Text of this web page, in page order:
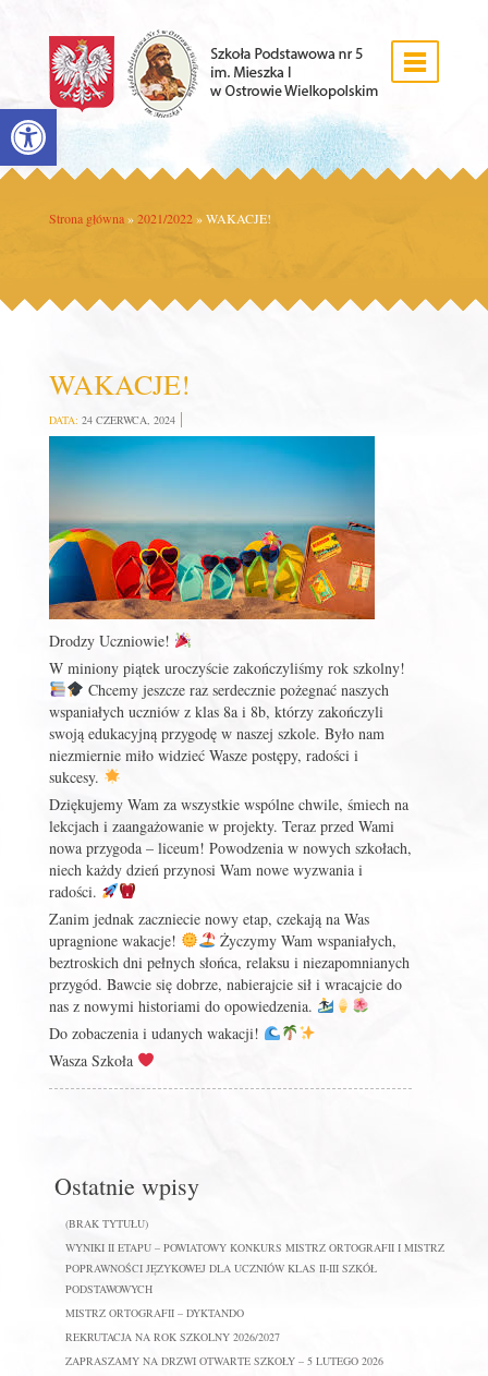
Open toolbar
Strona główna » 2021/2022 »WAKACJE!
WAKACJE!
DATA: 24 CZERWCA, 2024
Drodzy Uczniowie!
W miniony piątek uroczyście zakończyliśmy rok szkolny!
Chcemy jeszcze raz serdecznie pożegnać naszych
wspaniałych uczniów z klas 8a i 8b, którzy zakończyli
swoją edukacyjną przygodę w naszej szkole. Było nam
niezmiernie miło widzieć Wasze postępy, radości i
sukcesy.
Dziękujemy Wam za wszystkie wspólne chwile, śmiech na
lekcjach i zaangażowanie w projekty. Teraz przed Wami
nowa przygoda – liceum! Powodzenia w nowych szkołach,
niech każdy dzień przynosi Wam nowe wyzwania i
radości.
Zanim jednak zaczniecie nowy etap, czekają na Was
upragnione wakacje!
Życzymy Wam wspaniałych,
beztroskich dni pełnych słońca, relaksu i niezapomnianych
przygód. Bawcie się dobrze, nabierajcie sił i wracajcie do
nas z nowymi historiami do opowiedzenia.
Do zobaczenia i udanych wakacji!
Wasza Szkoła
Ostatnie wpisy
(BRAK TYTUŁU)
WYNIKI II ETAPU – POWIATOWY KONKURS MISTRZ ORTOGRAFII I MISTRZ
POPRAWNOŚCI JĘZYKOWEJ DLA UCZNIÓW KLAS II-III SZKÓŁ
PODSTAWOWYCH
MISTRZ ORTOGRAFII – DYKTANDO
REKRUTACJA NA ROK SZKOLNY 2026/2027
ZAPRASZAMY NA DRZWI OTWARTE SZKOŁY – 5 LUTEGO 2026